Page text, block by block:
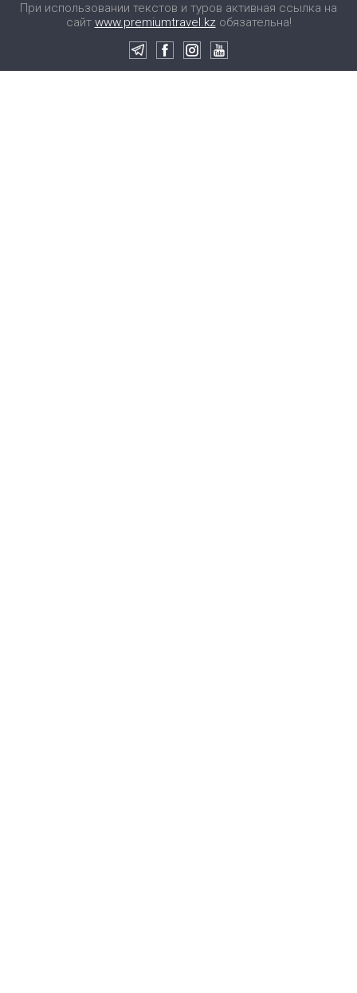
При использовании текстов и туров активная ссылка на
сайт www.premiumtravel.kzобязательна!